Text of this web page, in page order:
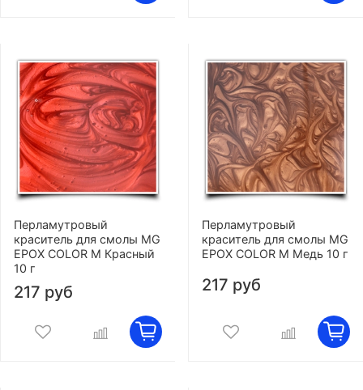
Перламутровый
краситель для смолы MG
EPOX COLOR M Красный
10 г
217 руб
Перламутровый
краситель для смолы MG
EPOX COLOR M Медь 10 г
217 руб